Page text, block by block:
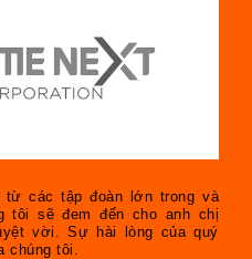
từ các tập đoàn lớn trong và
tôi sẽ đem đến cho anh chị
vời. Sự hài lòng của quý
chúng tôi.